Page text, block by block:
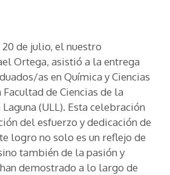
de julio, el nuestro
Ortega, asistió a la entrega
as en Química y Ciencias
de Ciencias de la
(ULL). Esta celebración
del esfuerzo y dedicación de
logro no solo es un reflejo de
también de la pasión y
demostrado a lo largo de